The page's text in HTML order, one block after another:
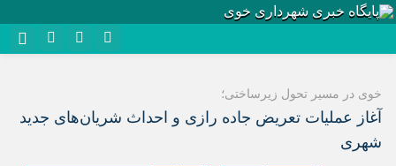
سروش
ایتا رمز عبور
خوی در مسیر تحول زیرساختی؛
آغاز عملیات تعریض جاده رازی و احداث شریان‌های جدید
شهری